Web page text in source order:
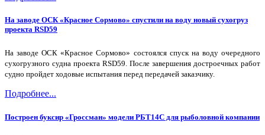
На заводе ОСК «Красное Сормово» спустили на воду новый сухогруз
проекта RSD59
На заводе ОСК «Красное Сормово» состоялся спуск на воду очередного
сухогрузного судна проекта RSD59. После завершения достроечных работ
судно пройдет ходовые испытания перед передачей заказчику.
Подробнее...
Построен буксир «Гроссман» модели РБТ14С для рыболовной компании